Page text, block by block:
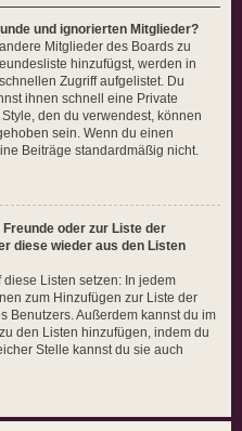
und ignorierten Mitglieder?
Mitglieder des Boards zu
hinzufügst, werden in
Zugriff aufgelistet. Du
ihnen schnell eine Private
den du verwendest, können
sein. Wenn du einen
Beiträge standardmäßig nicht.
oder zur Liste der
diese wieder aus den Listen
Listen setzen: In jedem
zum Hinzufügen zur Liste der
Benutzers. Außerdem kannst du im
den Listen hinzufügen, indem du
Stelle kannst du sie auch